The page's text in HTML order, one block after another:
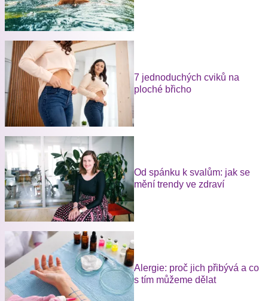
7 jednoduchých cviků na
ploché břicho
Od spánku k svalům: jak se
mění trendy ve zdraví
Alergie: proč jich přibývá a co
s tím můžeme dělat